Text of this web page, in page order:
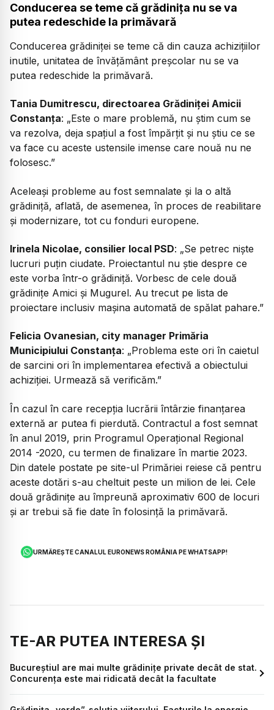
Conducerea se teme că grădinița nu se va
putea redeschide la primăvară
Conducerea grădiniței se teme că din cauza achizițiilor
inutile, unitatea de învățământ preșcolar nu se va
putea redeschide la primăvară.
Tania Dumitrescu, directoarea Grădiniței Amicii
Constanța: „Este o mare problemă, nu știm cum se
va rezolva, deja spațiul a fost împărțit și nu știu ce se
va face cu aceste ustensile imense care nouă nu ne
folosesc.”
Aceleași probleme au fost semnalate și la o altă
grădiniță, aflată, de asemenea, în proces de reabilitare
și modernizare, tot cu fonduri europene.
Irinela Nicolae, consilier local PSD: „Se petrec niște
lucruri puțin ciudate. Proiectantul nu știe despre ce
este vorba într-o grădiniță. Vorbesc de cele două
grădinițe Amici și Mugurel. Au trecut pe lista de
proiectare inclusiv mașina automată de spălat pahare.”
Felicia Ovanesian, city manager Primăria
Municipiului Constanța: „Problema este ori în caietul
de sarcini ori în implementarea efectivă a obiectului
achiziției. Urmează să verificăm.”
În cazul în care recepția lucrării întârzie finanțarea
externă ar putea fi pierdută. Contractul a fost semnat
în anul 2019, prin Programul Operațional Regional
2014 -2020, cu termen de finalizare în martie 2023.
Din datele postate pe site-ul Primăriei reiese că pentru
aceste dotări s-au cheltuit peste un milion de lei. Cele
două grădinițe au împreună aproximativ 600 de locuri
și ar trebui să fie date în folosință la primăvară.
URMĂREȘTE CANALUL EURONEWS ROMÂNIA PE WHATSAPP!
TE-AR PUTEA INTERESA ȘI
Bucureștiul are mai multe grădinițe private decât de stat.
Concurența este mai ridicată decât la facultate